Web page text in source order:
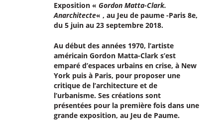
Exposition « Gordon Matta-Clark.
Anarchitecte« , au Jeu de paume -Paris 8e,
du 5 juin au 23 septembre 2018.
Au début des années 1970, l’artiste
américain Gordon Matta-Clark s’est
emparé d’espaces urbains en crise, à New
York puis à Paris, pour proposer une
critique de l’architecture et de
l’urbanisme. Ses créations sont
présentées pour la première fois dans une
grande exposition, au Jeu de Paume.